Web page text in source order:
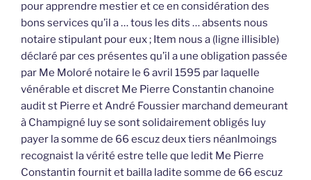
pour apprendre mestier et ce en considération des
bons services qu’il a … tous les dits … absents nous
notaire stipulant pour eux ; Item nous a (ligne illisible)
déclaré par ces présentes qu’il a une obligation passée
par Me Moloré notaire le 6 avril 1595 par laquelle
vénérable et discret Me Pierre Constantin chanoine
audit st Pierre et André Foussier marchand demeurant
à Champigné luy se sont solidairement obligés luy
payer la somme de 66 escuz deux tiers néanlmoings
recognaist la vérité estre telle que ledit Me Pierre
Constantin fournit et bailla ladite somme de 66 escuz